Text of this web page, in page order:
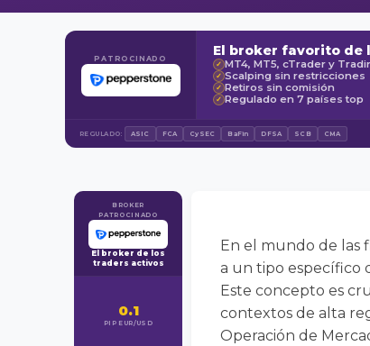
PATROCINADO El broker favorito de
✓ MT4, MT5, cTrader y
✓ Scalping sin restricciones
✓ Retiros sin comisión
✓ Regulado en 7 países top
REGULADO: ASIC FCA CySEC BaFin DFSA SCB CMA
BROKER
PATROCINADO
El broker de los
traders activos
0.1
PIP EUR/USD
En el mundo de las
a un tipo específico
Este concepto es
contextos de alta
Operación de